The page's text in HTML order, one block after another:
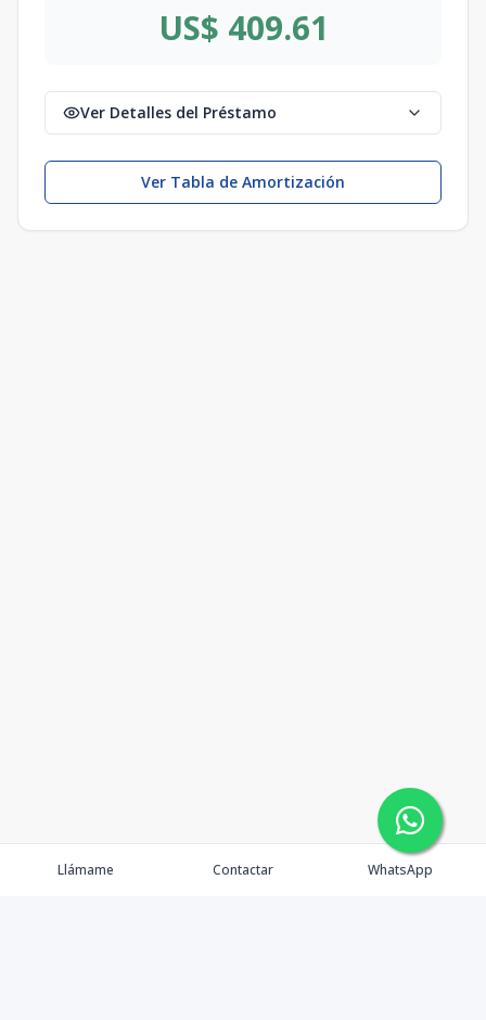
US$ 409.61
Ver Detalles del Préstamo
Ver Tabla de Amortización
Llámame Contactar WhatsApp